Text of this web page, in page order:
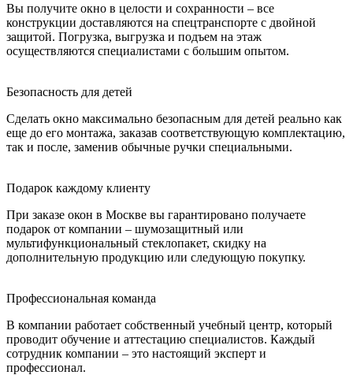
Вы получите окно в целости и сохранности – все
конструкции доставляются на спецтранспорте с двойной
защитой. Погрузка, выгрузка и подъем на этаж
осуществляются специалистами с большим опытом.
Безопасность для детей
Сделать окно максимально безопасным для детей реально как
еще до его монтажа, заказав соответствующую комплектацию,
так и после, заменив обычные ручки специальными.
Подарок каждому клиенту
При заказе окон в Москве вы гарантировано получаете
подарок от компании – шумозащитный или
мультифункциональный стеклопакет, скидку на
дополнительную продукцию или следующую покупку.
Профессиональная команда
В компании работает собственный учебный центр, который
проводит обучение и аттестацию специалистов. Каждый
сотрудник компании – это настоящий эксперт и
профессионал.